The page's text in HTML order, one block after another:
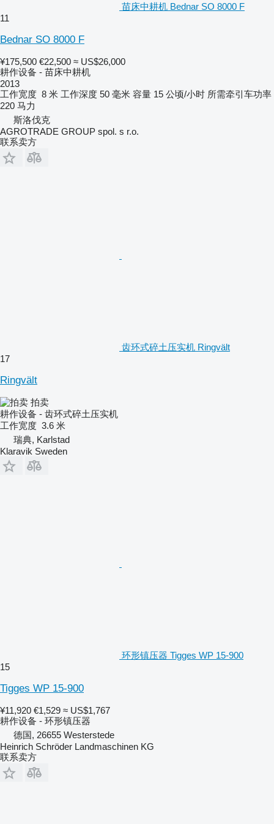
苗床中耕机 Bednar SO 8000 F
11
Bednar SO 8000 F
¥175,500 €22,500 ≈ US$26,000
耕作设备 - 苗床中耕机
2013
工作宽度 8 米 工作深度 50 毫米 容量 15 公顷/小时 所需牵引车功率
220 马力
斯洛伐克
AGROTRADE GROUP spol. s r.o.
联系卖方
齿环式碎土压实机 Ringvält
17
Ringvält
拍卖
耕作设备 - 齿环式碎土压实机
工作宽度 3.6 米
瑞典, Karlstad
Klaravik Sweden
环形镇压器 Tigges WP 15-900
15
Tigges WP 15-900
¥11,920 €1,529 ≈ US$1,767
耕作设备 - 环形镇压器
德国, 26655 Westerstede
Heinrich Schröder Landmaschinen KG
联系卖方